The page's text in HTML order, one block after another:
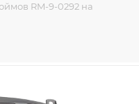
RM-9-0292 на